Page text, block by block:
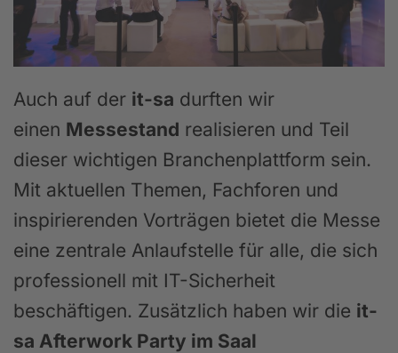
Auch auf der it-sa durften wir
einen Messestand realisieren und Teil
dieser wichtigen Branchenplattform sein.
Mit aktuellen Themen, Fachforen und
inspirierenden Vorträgen bietet die Messe
eine zentrale Anlaufstelle für alle, die sich
professionell mit IT-Sicherheit
beschäftigen. Zusätzlich haben wir die it-
sa Afterwork Party im Saal